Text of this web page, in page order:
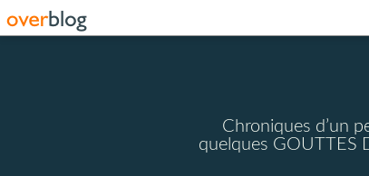
Chroniques d’un
quelques GOUTTES